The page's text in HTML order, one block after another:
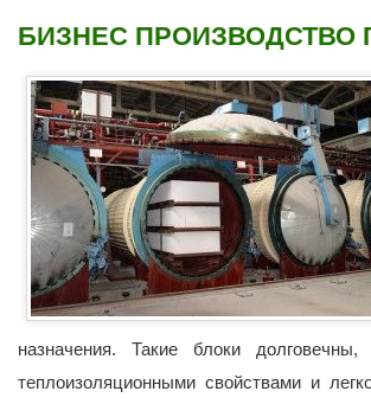
БИЗНЕС ПРОИЗВОДСТВО
назначения. Такие блоки долговечны,
теплоизоляционными свойствами и